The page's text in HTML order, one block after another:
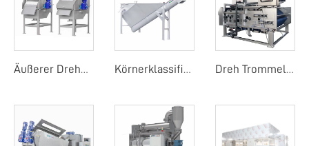
Äußerer Drehzylinderschirm Körnerklassifizierer Dreh Trommel Bandfilterpresse